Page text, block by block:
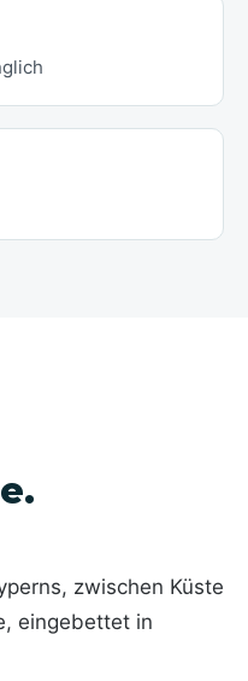
zwischen Küste
eingebettet in